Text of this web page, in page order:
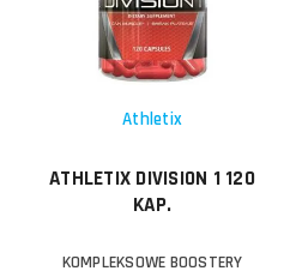
Athletix
ATHLETIX DIVISION 1 120
KAP.
KOMPLEKSOWE BOOSTERY